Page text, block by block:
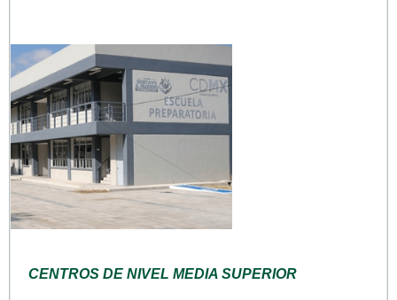
CENTROS DE NIVEL MEDIA SUPERIOR